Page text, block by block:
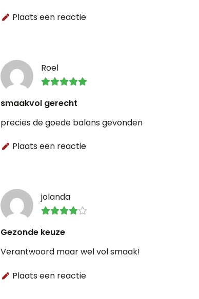
Plaats een reactie
Roel
smaakvol gerecht
precies de goede balans gevonden
Plaats een reactie
jolanda
Gezonde keuze
Verantwoord maar wel vol smaak!
Plaats een reactie